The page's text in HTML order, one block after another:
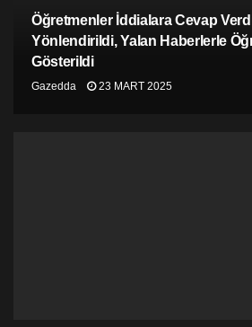
Öğretmenler İddialara Cevap
Yönlendirildi, Yalan Haberlerle
Gösterildi
Gazedda 23 MART 2025